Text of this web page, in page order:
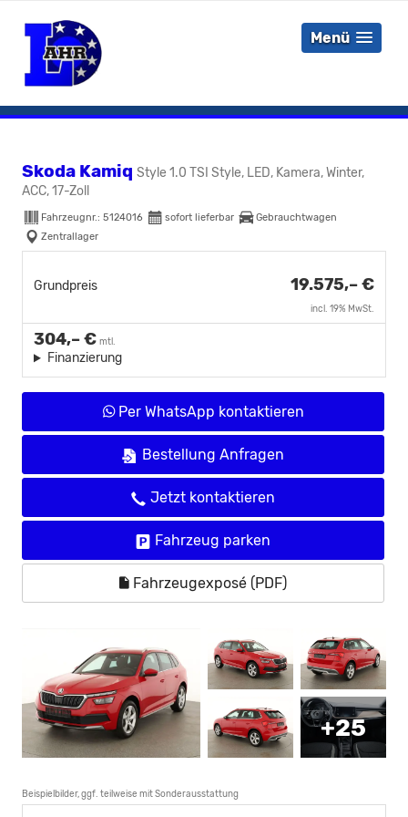
Menü
Skoda Kamiq Style 1.0 TSI Style, LED, Kamera, Winter,
ACC, 17-Zoll
Fahrzeugnr.: 5124016 sofort lieferbar
Gebrauchtwagen
Zentrallager
Grundpreis 19.575,– €
incl. 19% MwSt.
304,– € mtl.
Finanzierung
Per WhatsApp kontaktieren
Bestellung Anfragen
Jetzt kontaktieren
Fahrzeug parken
Fahrzeugexposé (PDF)
+25
Beispielbilder, ggf. teilweise mit Sonderausstattung